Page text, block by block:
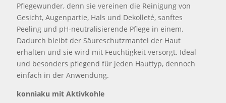
Pflegewunder, denn sie vereinen die Reinigung von
Gesicht, Augenpartie, Hals und Dekolleté, sanftes
Peeling und pH-neutralisierende Pflege in einem.
Dadurch bleibt der Säureschutzmantel der Haut
erhalten und sie wird mit Feuchtigkeit versorgt. Ideal
und besonders pflegend für jeden Hauttyp, dennoch
einfach in der Anwendung.
konnìaku mit Aktivkohle